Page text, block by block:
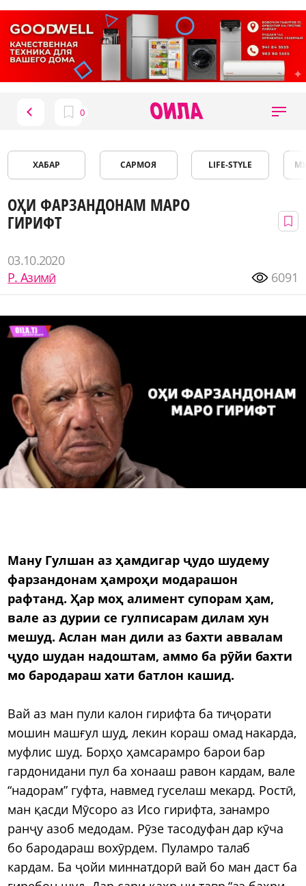
ХАБАР САРМОЯ LIFE-STYLE
ОҲИ ФАРЗАНДОНАМ МАРО
ГИРИФТ
03.10.2020
Р. Азимӣ
6091
Ману Гулшан аз ҳамдигар ҷудо шудему
фарзандонам ҳамроҳи модарашон
рафтанд. Ҳар моҳ алимент супорам ҳам,
вале аз дурии се гулписарам дилам хун
мешуд. Аслан ман дили аз бахти аввалам
ҷудо шудан надоштам, аммо ба рӯйи бахти
мо бародараш хати батлон кашид.
Вай аз ман пули калон гирифта ба тиҷорати
мошин машғул шуд, лекин кораш омад накарда,
муфлис шуд. Борҳо ҳамсарамро барои бар
гардонидани пул ба хонааш равон кардам, вале
“надорам” гуфта, навмед гуселаш мекард. Ростӣ,
ман қасди Мӯсоро аз Исо гирифта, занамро
ранҷу азоб медодам. Рӯзе тасодуфан дар кӯча
бо бародараш вохӯрдем. Пуламро талаб
кардам. Ба ҷойи миннатдорӣ вай бо ман даст ба